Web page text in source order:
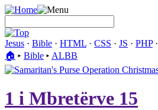
Jesus · Bible · HTML · CSS · JS · PHP·
🏠︎ ▸ Bible ▸ ALBB
1 i Mbretërve 15